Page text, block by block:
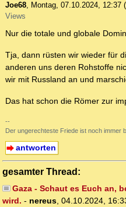
Joe68, Montag, 07.10.2024, 12:37
Views
Nur die totale und globale
Tja, dann rüsten wir wieder für
anderen uns deren Rohstoffe
wir mit Russland an und
Das hat schon die Römer zur
--
Der ungerechteste Friede ist noch
antworten
gesamter Thread:
Gaza - Schaut es Euch an,
wird. - nereus, 04.10.2024,